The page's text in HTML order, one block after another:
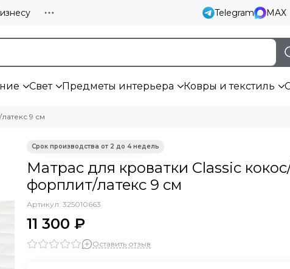
Telegram MAX
Свет Предметы интерьера Ковры и текстиль
9 см
Матрас для кроватки Classic
форплит/латекс 9 см
Артикул: 325010663
11 300 ₽
Оставить отзыв